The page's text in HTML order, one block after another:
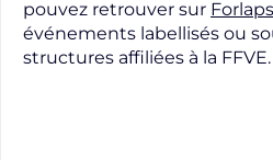
pouvez retrouver sur Forlaps
événements labellisés ou
structures affiliées à la FFVE.